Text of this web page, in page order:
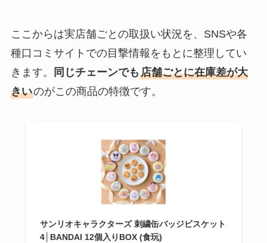
ここからは実店舗ごとの取扱い状況を、SNSや各
種口コミサイトでの目撃情報をもとに整理してい
きます。
同じチェーンでも店舗ごとに在庫差が大
きいのがこの商品の特徴です。
サンリオキャラクターズ 刺繍缶バッジビスケット
4│BANDAI 12個入りBOX (食玩)